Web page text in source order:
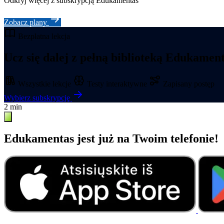
Zobacz plany
Bezpłatna lekcja
Ucz się dalej z pełną biblioteką
Wszystkie lekcje Testy interaktywne
Zapisany postęp
Wybierz subskrypcję
2 min
Edukamentas jest już na Twoim telefonie!